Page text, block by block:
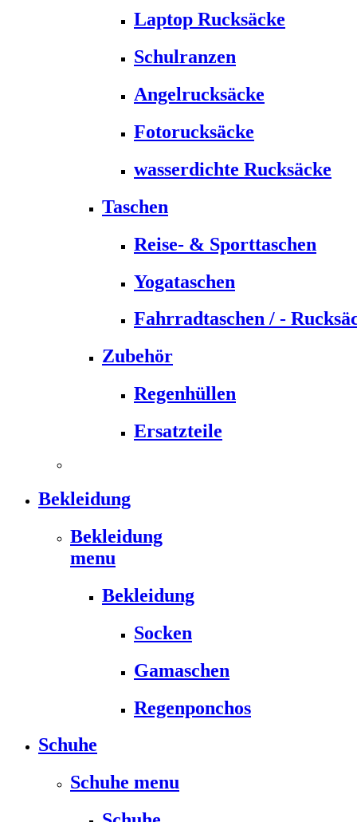
Laptop Rucksäcke
Schulranzen
Angelrucksäcke
Fotorucksäcke
wasserdichte Rucksäcke
Taschen
Reise- & Sporttaschen
Yogataschen
Fahrradtaschen / -
Zubehör
Regenhüllen
Ersatzteile
Bekleidung
Bekleidung
menu
Bekleidung
Socken
Gamaschen
Regenponchos
Schuhe
Schuhe menu